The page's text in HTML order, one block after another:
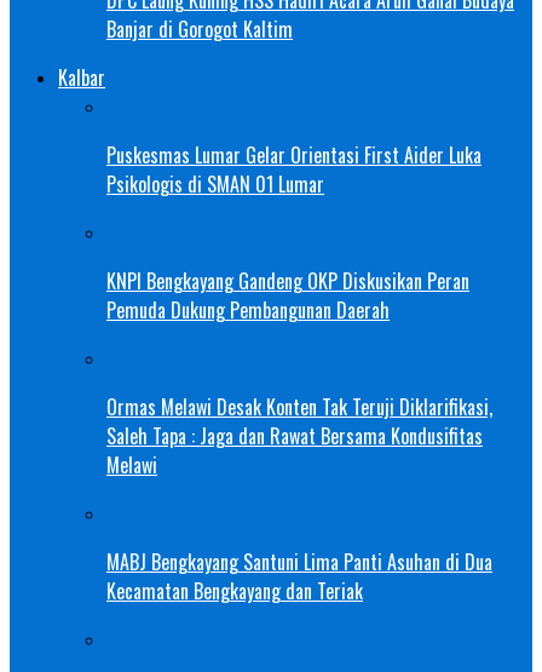
Banjar di Gorogot Kaltim
Kalbar
Puskesmas Lumar Gelar Orientasi First Aider Luka
Psikologis di SMAN 01 Lumar
KNPI Bengkayang Gandeng OKP Diskusikan Peran
Pemuda Dukung Pembangunan Daerah
Ormas Melawi Desak Konten Tak Teruji Diklarifikasi,
Saleh Tapa : Jaga dan Rawat Bersama Kondusifitas
Melawi
MABJ Bengkayang Santuni Lima Panti Asuhan di Dua
Kecamatan Bengkayang dan Teriak